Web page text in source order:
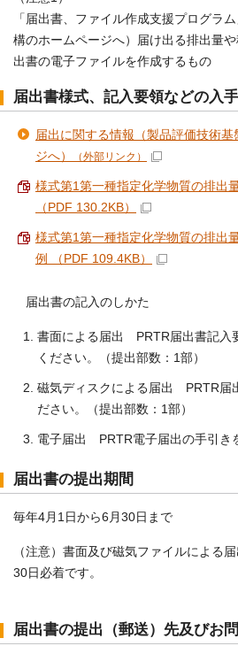
「届出書、ファイル作成支援プログラ
構のホームページへ）届け出る排出量
出書の電子ファイルを作成するもの
届出書様式、記入要領などの入
届出に関する情報（製品評価技術
ジへ）
（外部リンク）
様式第1第一種指定化学物質の排出
（PDF 130.2KB）
様式第1第一種指定化学物質の排出
例 （PDF 109.4KB）
届出書の記入のしかた
書面による届出 PRTR届出書記入
ください。（提出部数：1部）
磁気ディスクによる届出 PRTR届
ださい。（提出部数：1部）
電子届出 PRTR電子届出の手引き
届出書の提出期間
毎年4月1日から6月30日まで
（注意）書面及び磁気ファイルによる
30日必着です。
届出書の提出（郵送）先及びお